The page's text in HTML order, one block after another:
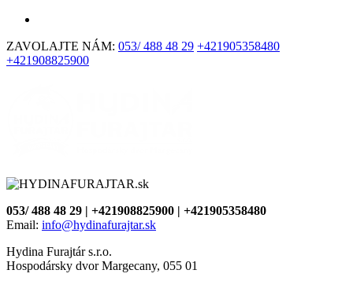
ZAVOLAJTE NÁM: 053/ 488 48 29 +421905358480
+421908825900
053/ 488 48 29 | +421908825900 | +421905358480
Email: info@hydinafurajtar.sk
Hydina Furajtár s.r.o.
Hospodársky dvor Margecany, 055 01